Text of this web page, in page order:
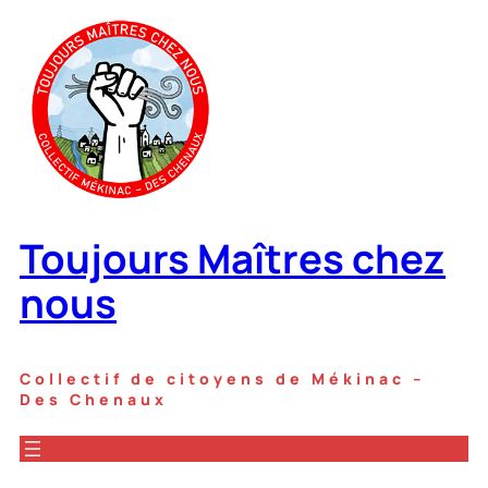
contenu
Toujours Maîtres chez
nous
Collectif de citoyens de Mékinac –
Des Chenaux